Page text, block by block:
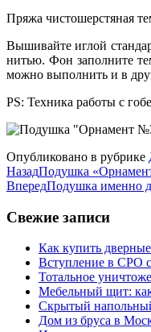
Пряжа чистошерстяная
Вышивайте иглой
нитью. Фон заполните
можно выполнить и в
PS: Техника работы с
Опубликовано в рубрике
НазадПодушка
ВпередПодушка именно
Свежие записи
Как купить
Вступление в СРО
Тотальное
Мебельный щит:
Скрытый
Дом из бруса в